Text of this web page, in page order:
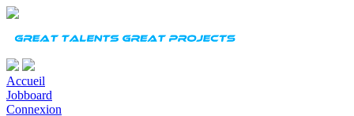
Accueil
Jobboard
Connexion